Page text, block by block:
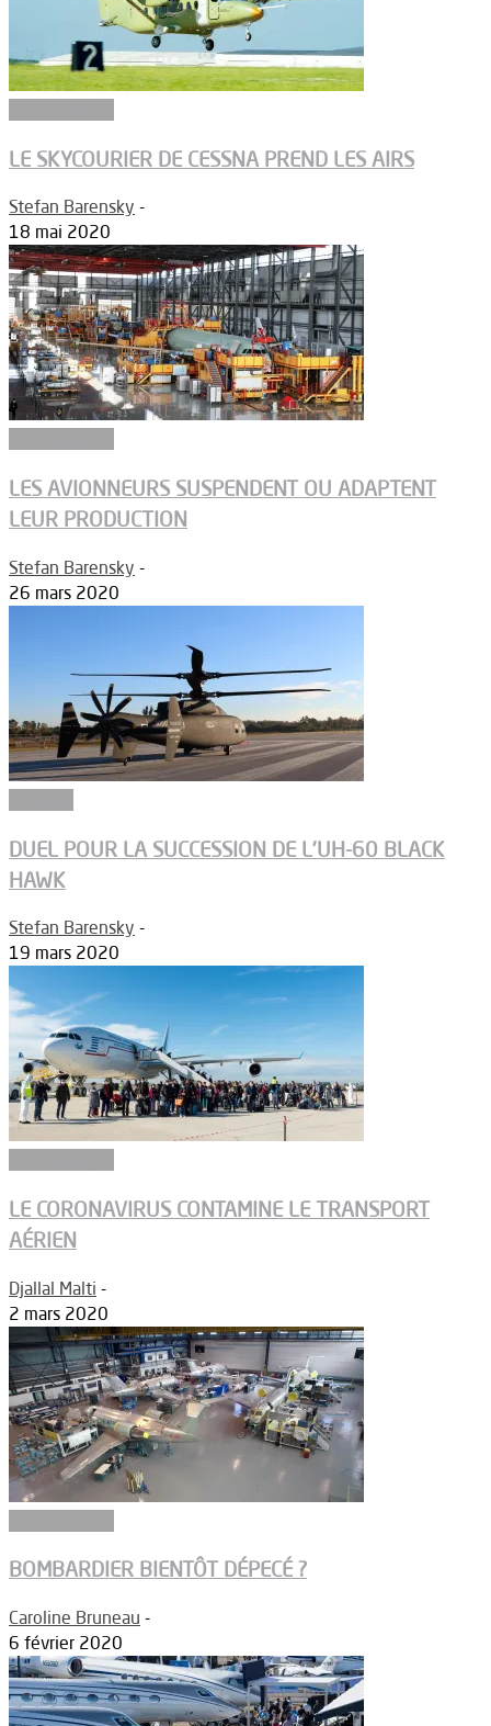
LE SKYCOURIER DE CESSNA PREND LES AIRS
Stefan Barensky -
18 mai 2020
LES AVIONNEURS SUSPENDENT OU ADAPTENT
LEUR PRODUCTION
Stefan Barensky -
26 mars 2020
DUEL POUR LA SUCCESSION DE L’UH-60 BLACK
HAWK
Stefan Barensky -
19 mars 2020
LE CORONAVIRUS CONTAMINE LE TRANSPORT
AÉRIEN
Djallal Malti -
2 mars 2020
BOMBARDIER BIENTÔT DÉPECÉ ?
Caroline Bruneau -
6 février 2020